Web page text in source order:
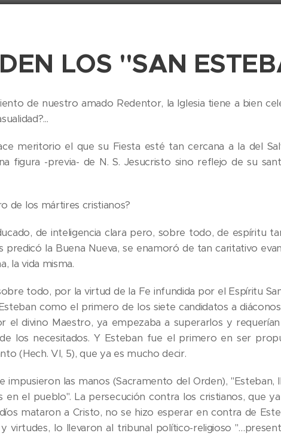
LOS "SAN
de nuestro amado Redentor, la Iglesia tiene a bien
meritorio el que su Fiesta esté tan cercana a la del
figura -previa- de N. S. Jesucristo sino reflejo de su
de los mártires cristianos?
de inteligencia clara pero, sobre todo, de espíritu
la Buena Nueva, se enamoró de tan caritativo
la vida misma.
todo, por la virtud de la Fe infundida por el Espíritu
como el primero de los siete candidatos a
el divino Maestro, ya empezaba a superarlos y
los necesitados. Y Esteban fue el primero en ser
(Hech. VI, 5), que ya es mucho decir.
las manos (Sacramento del Orden), "Esteban,
el pueblo". La persecución contra los cristianos, que
mataron a Cristo, no se hizo esperar en contra de
virtudes, lo llevaron al tribunal político-religioso